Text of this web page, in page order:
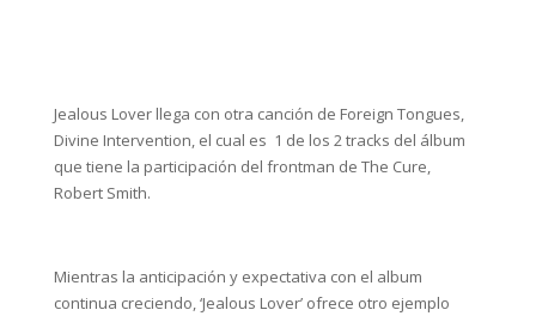
Jealous Lover llega con otra canción de Foreign Tongues,
Divine Intervention, el cual es 1 de los 2 tracks del álbum
que tiene la participación del frontman de The Cure,
Robert Smith.
Mientras la anticipación y expectativa con el album
continua creciendo, ‘Jealous Lover’ ofrece otro ejemplo